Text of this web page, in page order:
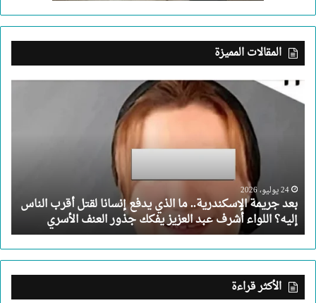
المقالات المميزة
بعد
جريمة
لقتل
أقرب
الناس
إليه؟
اللواء
أشرف
عبد
العزيز
24 يوليو، 2026
بعد جريمة الإسكندرية.. ما الذي يدفع إنسانا لقتل أقرب الناس
إليه؟ اللواء أشرف عبد العزيز يفكك جذور العنف الأسري
الأكثر قراءة